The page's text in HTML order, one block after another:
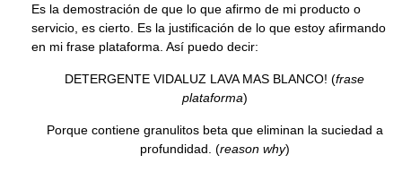
Es la demostración de que lo que afirmo de mi producto o
servicio, es cierto. Es la justificación de lo que estoy afirmando
en mi frase plataforma. Así puedo decir:
DETERGENTE VIDALUZ LAVA MAS BLANCO! (frase
plataforma)
Porque contiene granulitos beta que eliminan la suciedad a
profundidad. (reason why)